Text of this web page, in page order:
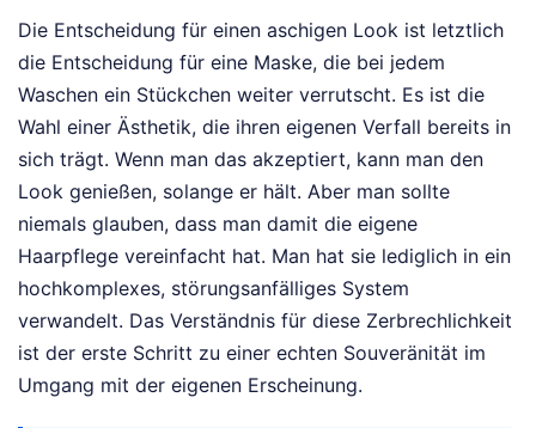
Die Entscheidung für einen aschigen Look ist letztlich
die Entscheidung für eine Maske, die bei jedem
Waschen ein Stückchen weiter verrutscht. Es ist die
Wahl einer Ästhetik, die ihren eigenen Verfall bereits in
sich trägt. Wenn man das akzeptiert, kann man den
Look genießen, solange er hält. Aber man sollte
niemals glauben, dass man damit die eigene
Haarpflege vereinfacht hat. Man hat sie lediglich in ein
hochkomplexes, störungsanfälliges System
verwandelt. Das Verständnis für diese Zerbrechlichkeit
ist der erste Schritt zu einer echten Souveränität im
Umgang mit der eigenen Erscheinung.